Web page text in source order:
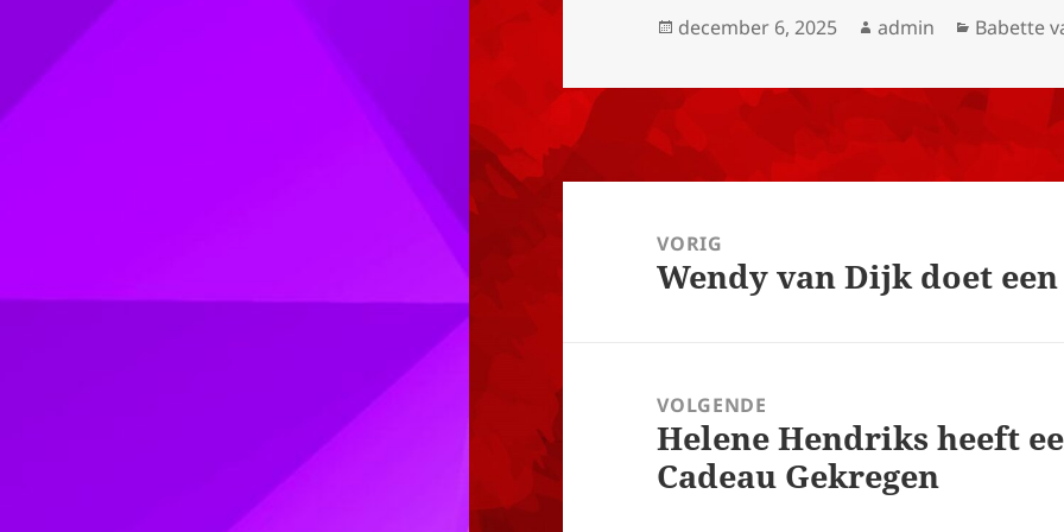
Geplaatst
december 6, 2025 Auteur
admin Babette
navigatieVORIG
Vorig
Wendy van Dijk doet
VOLGENDE
Volgend
bericht:
Helene Hendriks heeft
Cadeau Gekregen